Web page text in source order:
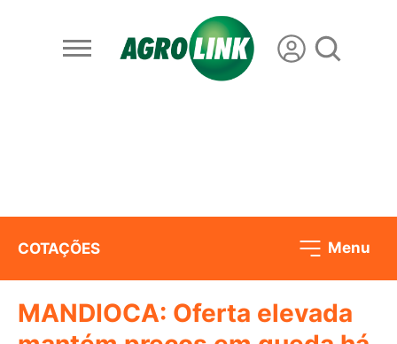
COTAÇÕES Menu
MANDIOCA: Oferta elevada